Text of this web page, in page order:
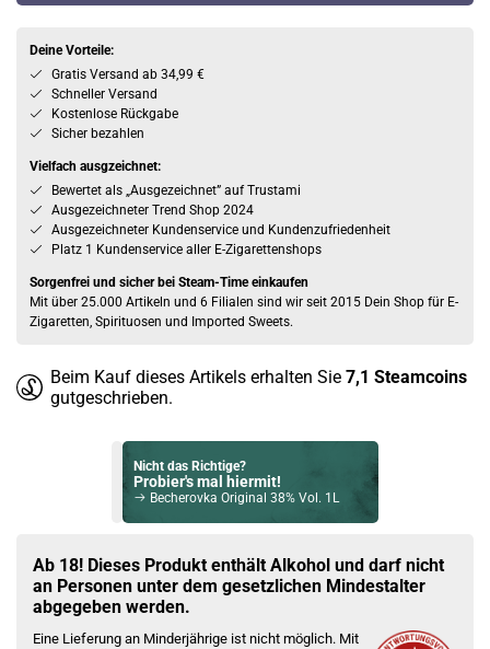
Deine Vorteile:
Gratis Versand ab 34,99 €
Schneller Versand
Kostenlose Rückgabe
Sicher bezahlen
Vielfach ausgzeichnet:
Bewertet als „Ausgezeichnet” auf Trustami
Ausgezeichneter Trend Shop 2024
Ausgezeichneter Kundenservice und Kundenzufriedenheit
Platz 1 Kundenservice aller E-Zigarettenshops
Sorgenfrei und sicher bei Steam-Time einkaufen
Mit über 25.000 Artikeln und 6 Filialen sind wir seit 2015 Dein Shop für E-
Zigaretten, Spirituosen und Imported Sweets.
Beim Kauf dieses Artikels erhalten Sie 7,1 Steamcoins
gutgeschrieben.
Nicht das Richtige?
Probier's mal hiermit!
Becherovka Original 38% Vol. 1L
Check das mal!
Don Papa Rum Masskara 40.0% Vol. 700ml
Du willst Kröten sparen?
Ab 18! Dieses Produkt enthält Alkohol und darf nicht
an Personen unter dem gesetzlichen Mindestalter
abgegeben werden.
Eine Lieferung an Minderjährige ist nicht möglich. Mit